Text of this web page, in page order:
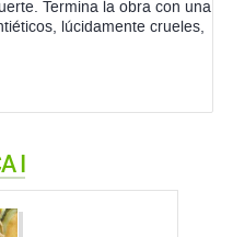
Termina la obra con una
lúcidamente crueles,
I